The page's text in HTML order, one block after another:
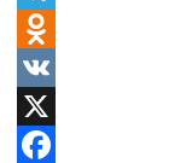
T
e
e
O
d
n
V
KX